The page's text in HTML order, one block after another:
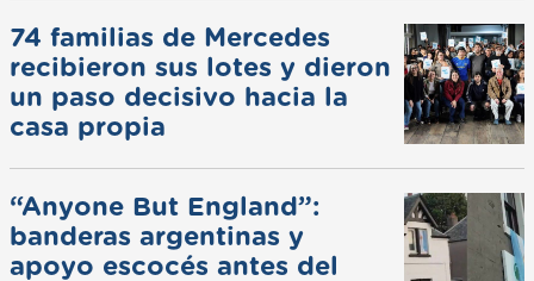
74 familias de Mercedes
recibieron sus lotes y dieron
un paso decisivo hacia la
casa propia
“Anyone But England”:
banderas argentinas y
apoyo escocés antes del